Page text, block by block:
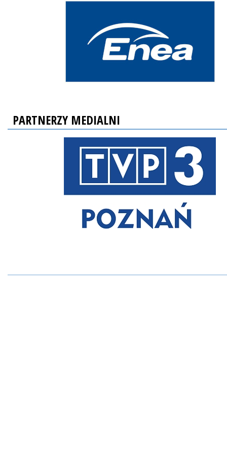
PARTNERZY MEDIALNI